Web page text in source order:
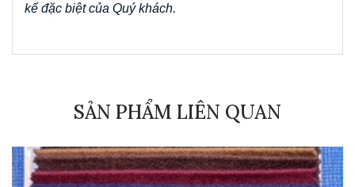
kế đặc biệt của Quý khách.
SẢN PHẨM LIÊN QUAN